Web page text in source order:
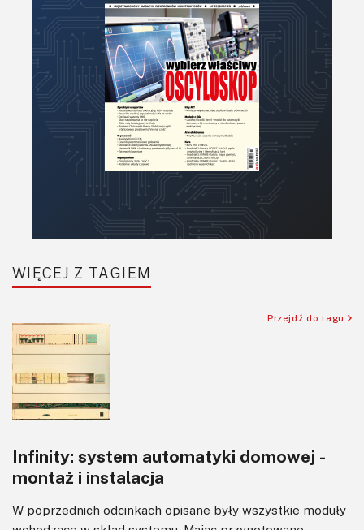
PCB/Montaż
Podstawy elektroniki
Podzespoły bierne
Półprzewodniki
Pomiary i testy
Projektowanie
Sensory
Software
Sterowanie
Transformatory
Tranzystory
Wzmacniacze
Zasilanie
WIĘCEJ Z TAGIEM
Przejdź do tagu
Infinity: system automatyki domowej -
montaż i instalacja
W poprzednich odcinkach opisane były wszystkie moduły